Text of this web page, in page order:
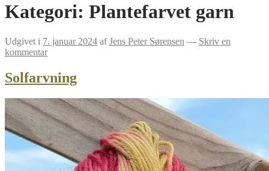
Kategori: Plantefarvet garn
Udgivet i 7. januar 2024 afJens Peter Sørensen — Skriv en
kommentar
Solfarvning